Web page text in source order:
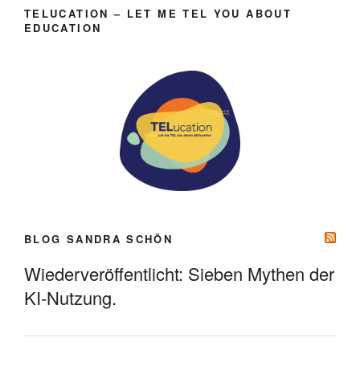
TELUCATION – LET ME TEL YOU ABOUT
EDUCATION
BLOG SANDRA SCHÖN
Wiederveröffentlicht: Sieben Mythen der
KI-Nutzung.